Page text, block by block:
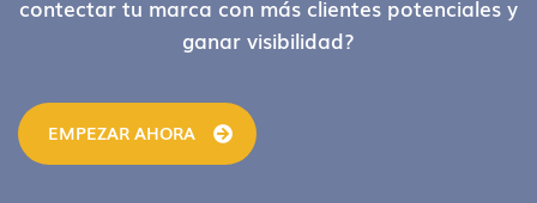
contectar tu marca con más clientes potenciales y
ganar visibilidad?
EMPEZAR AHORA